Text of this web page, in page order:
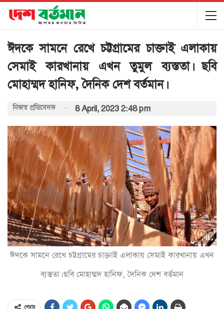
ঈদকে সামনে রেখে চট্টগ্রামের চাক্তাই এলাকায়
সেমাই কারখানায় এখন তুমুল ব্যস্ততা। ছবি
মোহাম্মদ হানিফ, দৈনিক দেশ বর্তমান।
নিজস্ব প্রতিবেদক 8 April, 2023 2:48 pm
ঈদকে সামনে রেখে চট্টগ্রামের চাক্তাই এলাকায় সেমাই কারখানায় এখন
ব্যস্ততা। ছবি মোহাম্মদ হানিফ, দৈনিক দেশ বর্তমান
শেয়ার